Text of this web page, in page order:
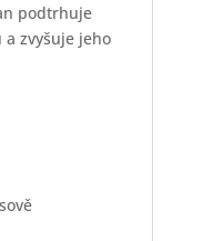
podtrhuje
zvyšuje jeho